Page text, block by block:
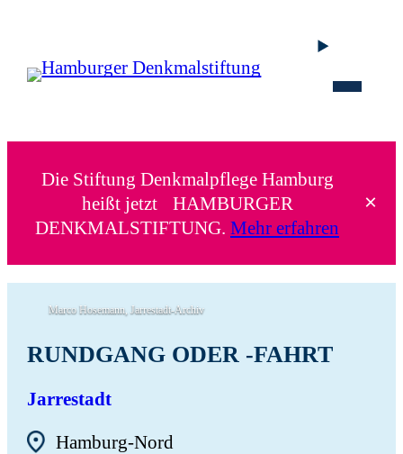
Die Stiftung Denkmalpflege Hamburg
heißt jetzt HAMBURGER
DENKMALSTIFTUNG. Mehr erfahren
×
Marco Hosemann, Jarrestadt-Archiv
RUNDGANG ODER -FAHRT
Jarrestadt
Hamburg-Nord